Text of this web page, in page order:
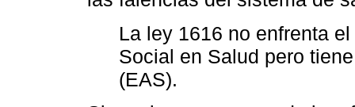
La ley 1616 no enfrenta
Social en Salud pero
(EAS).